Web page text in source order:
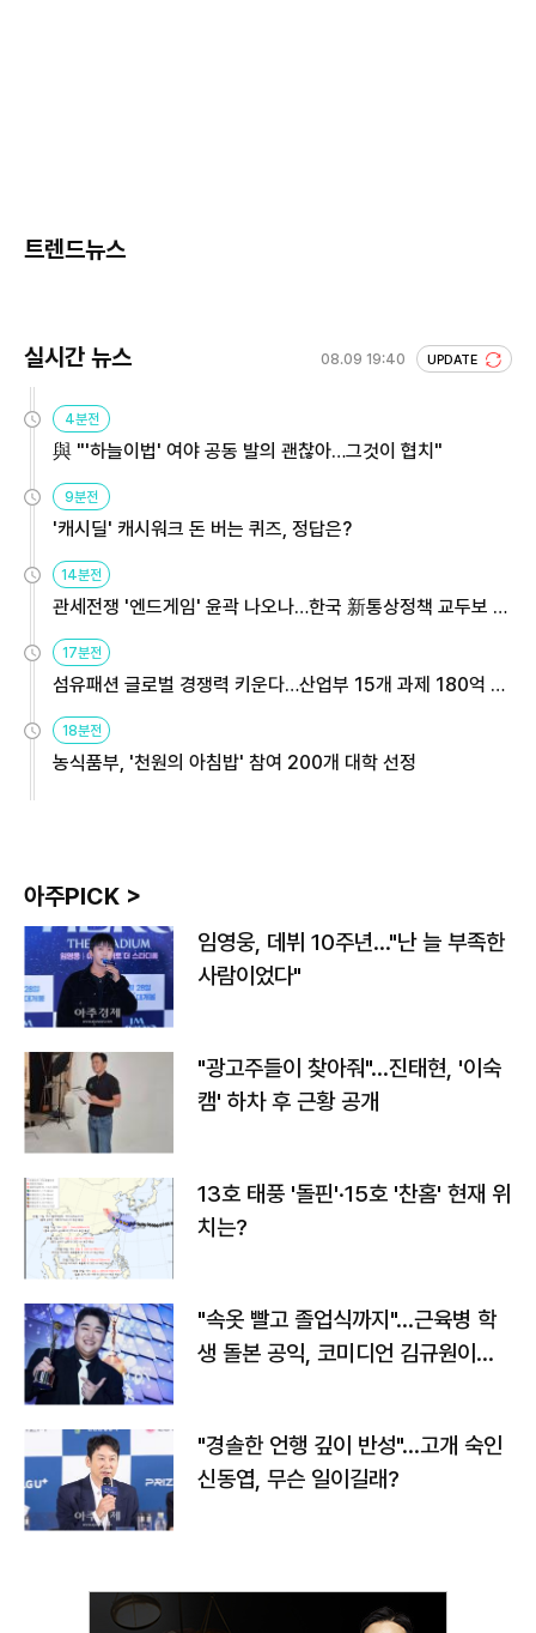
트렌드뉴스
실시간 뉴스 08.09 19:40 UPDATE
4분전
與 "'하늘이법' 여야 공동 발의 괜찮아…그것이 협치"
9분전
'캐시딜' 캐시워크 돈 버는 퀴즈, 정답은?
14분전
관세전쟁 '엔드게임' 윤곽 나오나…한국 新통상정책 교두보 활
17분전
섬유패션 글로벌 경쟁력 키운다…산업부 15개 과제 180억 지
18분전
농식품부, '천원의 아침밥' 참여 200개 대학 선정
아주PICK >
임영웅, 데뷔 10주년…"난 늘 부족한
사람이었다"
"광고주들이 찾아줘"…진태현, '이숙
캠' 하차 후 근황 공개
13호 태풍 '돌핀'·15호 '찬홈' 현재 위
치는?
"속옷 빨고 졸업식까지"…근육병 학
생 돌본 공익, 코미디언 김규원이었
"경솔한 언행 깊이 반성"…고개 숙인
신동엽, 무슨 일이길래?